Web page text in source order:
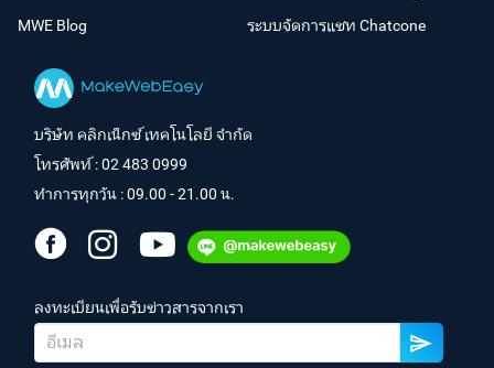
MWE Blog
ระบบจัดการแชท Chatcone
บริษัท คลิกเน็กซ์ เทคโนโลยี จำกัด
โทรศัพท์ :02 483 0999
ทำการทุกวัน : 09.00 - 21.00 น.
ลงทะเบียนเพื่อรับข่าวสารจากเรา